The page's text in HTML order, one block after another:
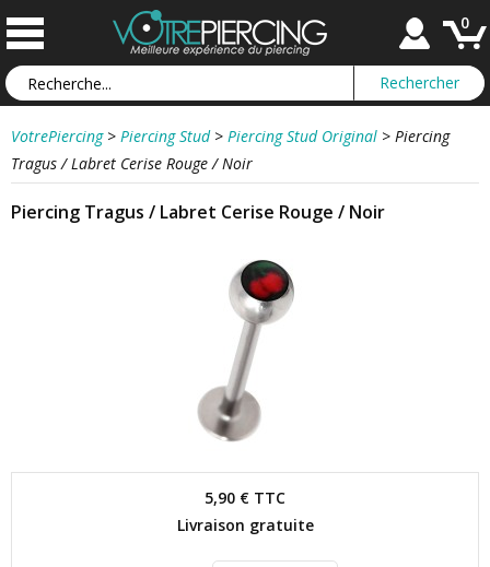
0
VotrePiercing > Piercing Stud > Piercing Stud Original > Piercing
Tragus / Labret Cerise Rouge / Noir
Piercing Tragus / Labret Cerise Rouge / Noir
5,90 € TTC
Livraison gratuite